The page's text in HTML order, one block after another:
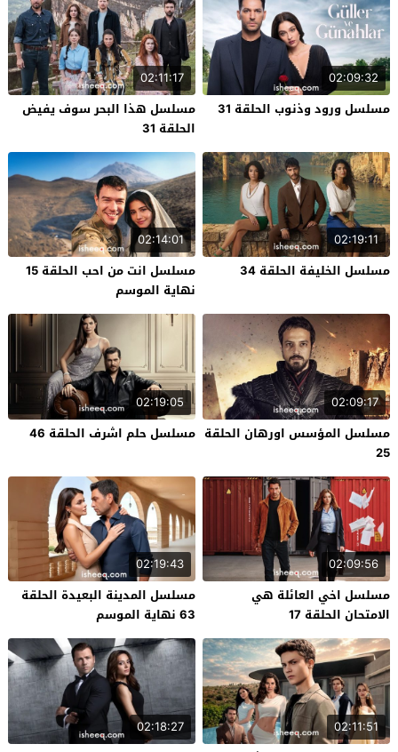
02:09:32
مسلسل ورود وذنوب الحلقة 31
02:11:17
مسلسل هذا البحر سوف يفيض
الحلقة 31
02:19:11
مسلسل الخليفة الحلقة 34
02:14:01
مسلسل انت من احب الحلقة 15
نهاية الموسم
02:09:17
مسلسل المؤسس اورهان الحلقة
25
02:19:05
مسلسل حلم اشرف الحلقة 46
02:09:56
مسلسل اخي العائلة هي
الامتحان الحلقة 17
02:19:43
مسلسل المدينة البعيدة الحلقة
63 نهاية الموسم
02:11:51
02:18:27